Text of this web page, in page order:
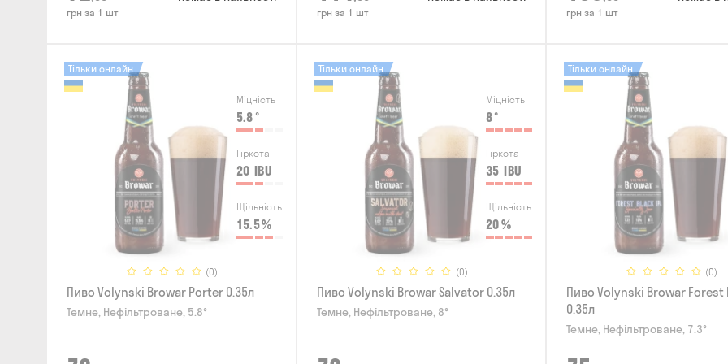
грн за 1 шт грн за 1 шт грн за 1 шт
Міцність
5.8 °
Гіркота
20 IBU
Щільність
15.5%
(0)
Тільки онлайн
Пиво Volynski Browar Porter 0.35л
Темне, Нефільтроване, 5.8°
Міцність
8°
Гіркота
35 IBU
Щільність
20%
(0)
Тільки онлайн
Пиво Volynski Browar Salvator 0.35л
Темне, Нефільтроване, 8°
(0)
Тільки онлайн
Пиво Volynski Browar Forest
0.35л
Темне, Нефільтроване, 7.3°